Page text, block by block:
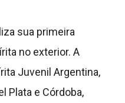
sua primeira
no exterior. A
Juvenil Argentina,
Plata e Córdoba,